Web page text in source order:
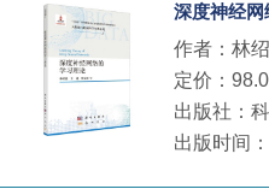
深度神经
作者：林
定价：
出版社：
出版时间